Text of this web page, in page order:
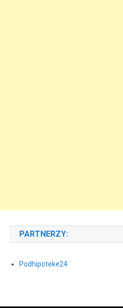
PARTNERZY:
Podhipoteke24